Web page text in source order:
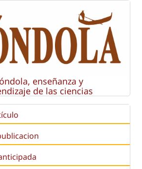
enseñanza y
de las ciencias